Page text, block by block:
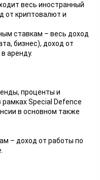
весь иностранный
от криптовалют и
ставкам – весь доход
бизнес), доход от
аренду.
проценты и
Special Defence
в основном также
– доход от работы по